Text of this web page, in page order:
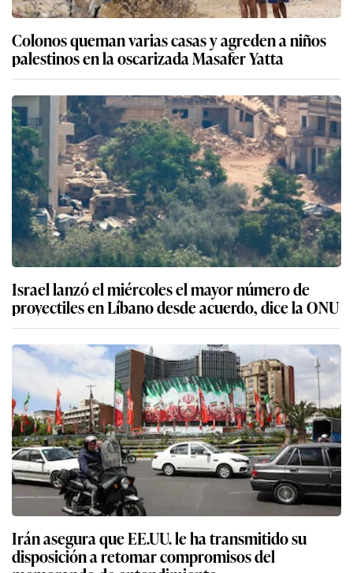
Colonos queman varias casas y agreden a niños
palestinos en la oscarizada Masafer Yatta
Israel lanzó el miércoles el mayor número de
proyectiles en Líbano desde acuerdo, dice la ONU
Irán asegura que EE.UU. le ha transmitido su
disposición a retomar compromisos del